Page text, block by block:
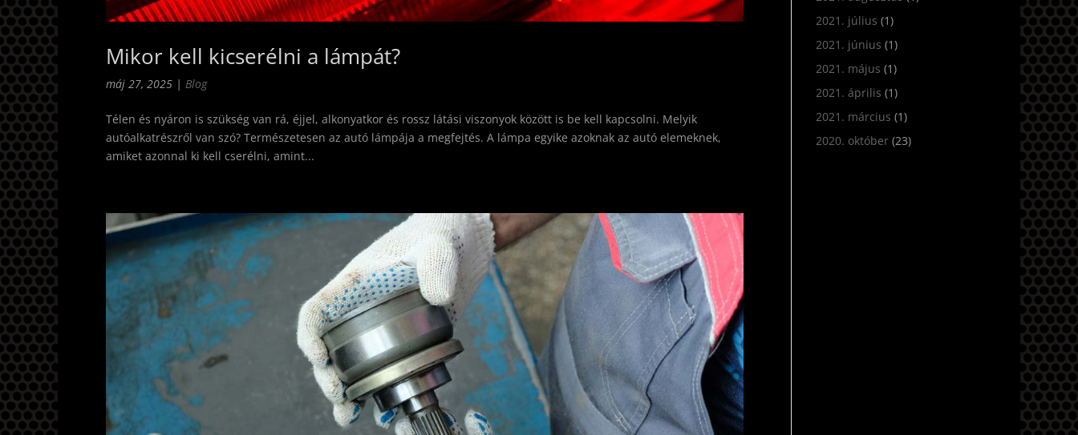
Mikor kell kicserélni a lámpát?
máj 27, 2025 | Blog
Télen és nyáron is szükség van rá, éjjel, alkonyatkor és rossz látási viszonyok között is be kell kapcsolni. Melyik
autóalkatrészről van szó? Természetesen az autó lámpája a megfejtés. A lámpa egyike azoknak az autó elemeknek,
amiket azonnal ki kell cserélni, amint...
2021. július (1)
2021. június (1)
2021. május (1)
2021. április (1)
2021. március (1)
2020. október(23)